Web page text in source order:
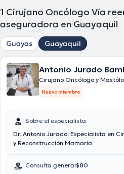
1 Cirujano Oncólogo Vía
aseguradora en Guayaquil
Guayas Guayaquil
Antonio Jurado
Cirujano Oncólogo y
Nuevo miembro
Sobre el especialista
Dr. Antonio Jurado: Especialista en
y Reconstrucción Mamaria.
Consulta general$80